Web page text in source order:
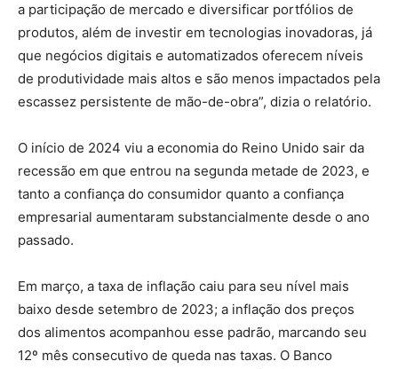
a participação de mercado e diversificar portfólios de
produtos, além de investir em tecnologias inovadoras, já
que negócios digitais e automatizados oferecem níveis
de produtividade mais altos e são menos impactados pela
escassez persistente de mão-de-obra”, dizia o relatório.
O início de 2024 viu a economia do Reino Unido sair da
recessão em que entrou na segunda metade de 2023, e
tanto a confiança do consumidor quanto a confiança
empresarial aumentaram substancialmente desde o ano
passado.
Em março, a taxa de inflação caiu para seu nível mais
baixo desde setembro de 2023; a inflação dos preços
dos alimentos acompanhou esse padrão, marcando seu
12º mês consecutivo de queda nas taxas. O Banco